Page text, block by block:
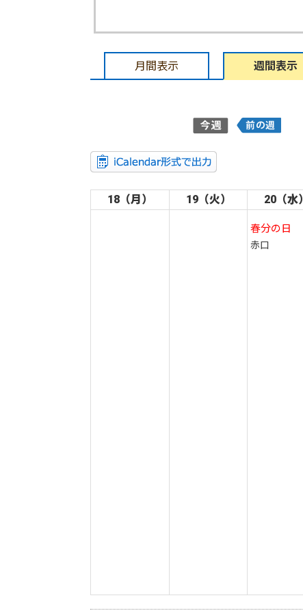
月間表示 週間表示
18（月） 19（火） 20（水）
春分の日
赤口